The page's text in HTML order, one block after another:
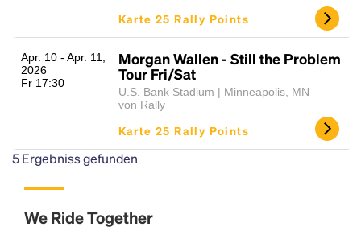
Karte 25 Rally Points
Apr. 10 - Apr. 11,
2026
Fr 17:30
Morgan Wallen - Still the Problem
Tour Fri/Sat
U.S. Bank Stadium | Minneapolis, MN
von Rally
Karte 25 Rally Points
5Ergebniss gefunden
We Ride Together